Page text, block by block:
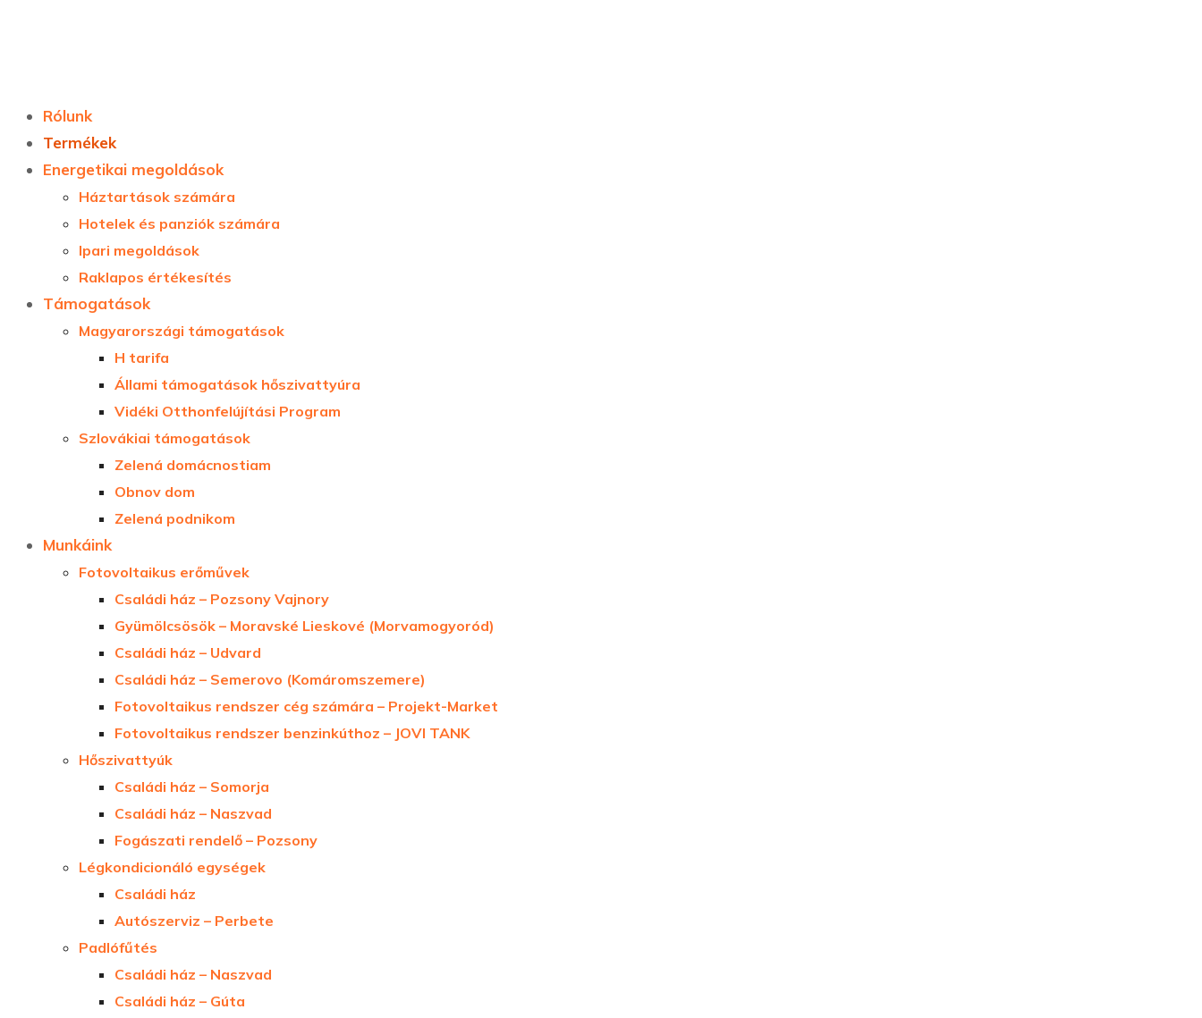
Rólunk
Termékek
Energetikai megoldások
Háztartások számára
Hotelek és panziók számára
Ipari megoldások
Raklapos értékesítés
Támogatások
Magyarországi támogatások
H tarifa
Állami támogatások hőszivattyúra
Vidéki Otthonfelújítási Program
Szlovákiai támogatások
Zelená domácnostiam
Obnov dom
Zelená podnikom
Munkáink
Fotovoltaikus erőművek
Családi ház – Pozsony Vajnory
Gyümölcsösök – Moravské Lieskové (Morvamogyoród)
Családi ház – Udvard
Családi ház – Semerovo (Komáromszemere)
Fotovoltaikus rendszer cég számára – Projekt-Market
Fotovoltaikus rendszer benzinkúthoz – JOVI TANK
Hőszivattyúk
Családi ház – Somorja
Családi ház – Naszvad
Fogászati rendelő – Pozsony
Légkondicionáló egységek
Családi ház
Autószerviz – Perbete
Padlófűtés
Családi ház – Naszvad
Családi ház – Gúta